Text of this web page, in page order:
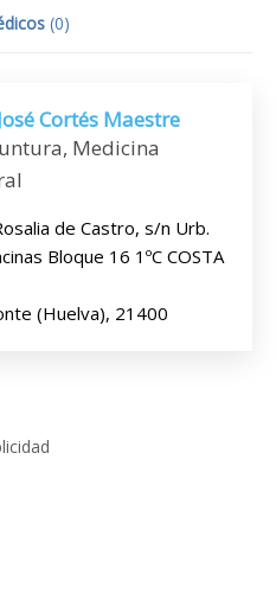
(0)
Cortés Maestre
Medicina
de Castro, s/n Urb.
Bloque 16 1ºC COSTA
(Huelva), 21400